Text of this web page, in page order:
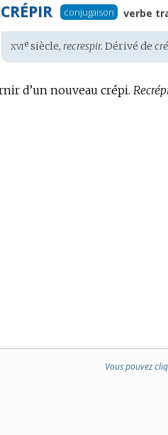
conjugaison verbe
Étymologie
:
xvie siècle,recrespir. Dérivé de
d’un nouveau crépi.
Vous pouvez